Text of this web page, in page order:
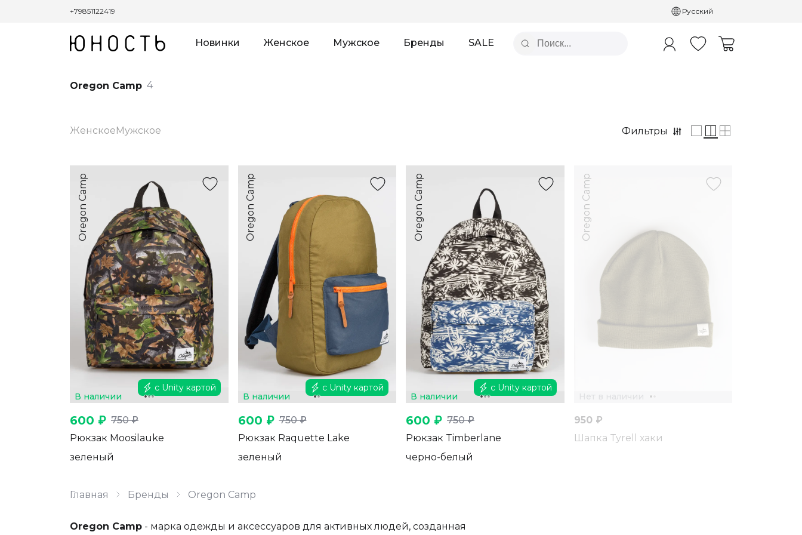
+79851122419 Русский
Новинки Женское Мужское Бренды SALE
Oregon Camp 4
Женское Мужское Фильтры
В наличии
Oregon Camp
с Unity картой
600 ₽ 750 ₽
Рюкзак Moosilauke
зеленый
В наличии
Oregon Camp
с Unity картой
600 ₽ 750 ₽
Рюкзак Raquette Lake
зеленый
В наличии
Oregon Camp
с Unity картой
600 ₽ 750 ₽
Рюкзак Timberlane
черно-белый
Нет в наличии
Oregon Camp
950 ₽
Шапка Tyrell хаки
Главная Бренды Oregon Camp
Oregon Camp - марка одежды и аксессуаров для активных людей, созданная